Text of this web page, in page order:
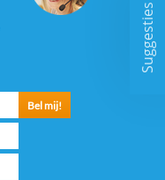
Suggesties